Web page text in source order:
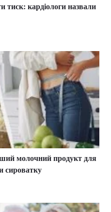
тиск: кардіологи назвали
молочний продукт для
сироватку